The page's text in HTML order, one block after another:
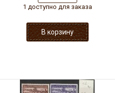
1 доступно для заказа